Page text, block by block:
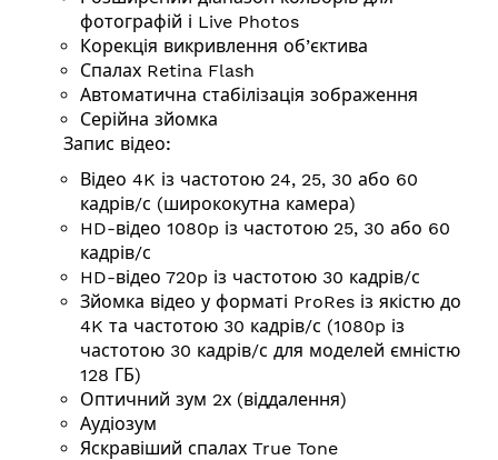
фотографій і Live Photos
Корекція викривлення об’єктива
Спалах Retina Flash
Автоматична стабілізація зображення
Серійна зйомка
Запис відео:
Відео 4K із частотою 24, 25, 30 або 60
кадрів/с (ширококутна камера)
HD-відео 1080p із частотою 25, 30 або 60
кадрів/с
HD-відео 720p із частотою 30 кадрів/с
Зйомка відео у форматі ProRes із якістю до
4K та частотою 30 кадрів/с (1080p із
частотою 30 кадрів/с для моделей ємністю
128 ГБ)
Оптичний зум 2х (віддалення)
Аудіозум
Яскравіший спалах True Tone